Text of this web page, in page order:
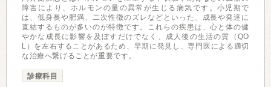
障害により、ホルモンの量の異常が生じる病気です。小児期で
は、低身長や肥満、二次性徴のズレなどといった、成長や発達に
直結するものが多いのが特徴です。これらの疾患は、心と体の健
やかな成長に影響を及ぼすだけでなく、成人後の生活の質（QO
L）を左右することがあるため、早期に発見し、専門医による適切
な治療へ繋げることが重要です。
診療科目